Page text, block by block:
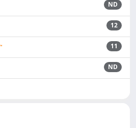
ND
12
11
ND